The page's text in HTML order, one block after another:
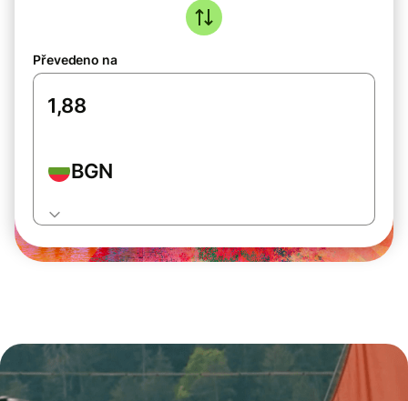
Převedeno na
BGN